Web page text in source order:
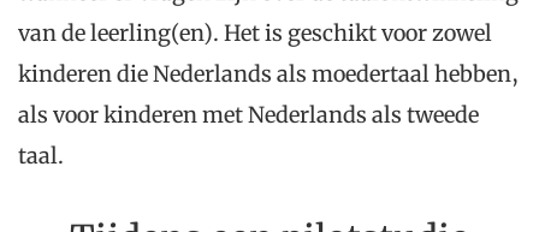
van de leerling(en). Het is geschikt voor zowel
kinderen die Nederlands als moedertaal hebben,
als voor kinderen met Nederlands als tweede
taal.